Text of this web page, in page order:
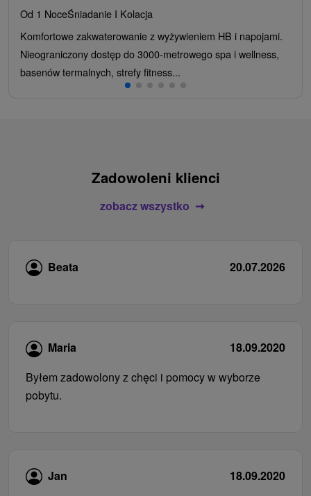
Od 1 NoceŚniadanie I Kolacja
Komfortowe zakwaterowanie z wyżywieniem HB i napojami.
Nieograniczony dostęp do 3000-metrowego spa i wellness,
basenów termalnych, strefy fitness...
Zadowoleni klienci
zobacz wszystko
Beata 20.07.2026
Maria
18.09.2020
Byłem zadowolony z chęci i pomocy w wyborze
pobytu.
Jan
18.09.2020